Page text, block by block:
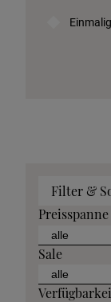
Filter &
Preisspanne
Sale